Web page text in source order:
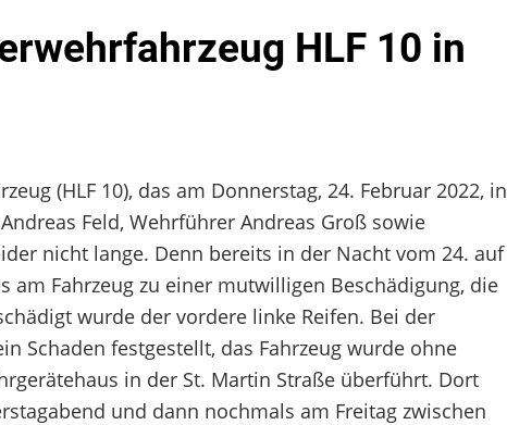
HLF 10 in
(HLF 10), das am Donnerstag, 24. Februar 2022, in
Feld, Wehrführer Andreas Groß sowie
nicht lange. Denn bereits in der Nacht vom 24. auf
am Fahrzeug zu einer mutwilligen Beschädigung, die
wurde der vordere linke Reifen. Bei der
Schaden festgestellt, das Fahrzeug wurde ohne
in der St. Martin Straße überführt. Dort
und dann nochmals am Freitag zwischen